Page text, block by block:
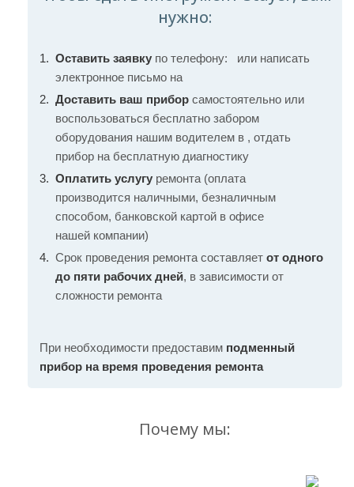
нужно:
Оставить заявку по телефону:
или написать
электронное письмо на
Доставить ваш прибор самостоятельно или
воспользоваться бесплатно забором
оборудования нашим водителем в , отдать
прибор на бесплатную диагностику
Оплатить услугу ремонта (оплата
производится наличными, безналичным
способом, банковской картой в офисе
нашей компании)
Срок проведения ремонта составляет от одного
до пяти рабочих дней, в зависимости от
сложности ремонта
При необходимости предоставим подменный
прибор на время проведения ремонта
Почему мы: